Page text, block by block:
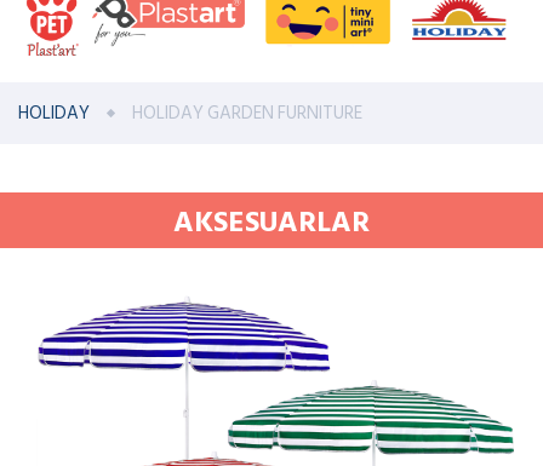
HOLIDAY HOLIDAY GARDEN FURNITURE
AKSESUARLAR